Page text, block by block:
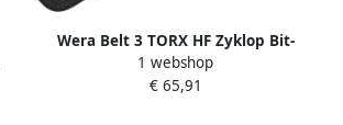
Wera Belt 3 TORX HF Zyklop Bit-
doppen-set TORX met vasthoudfunctie
met 1 4" -aandrijving 10 -delig 1
1 webshop
€ 65,91